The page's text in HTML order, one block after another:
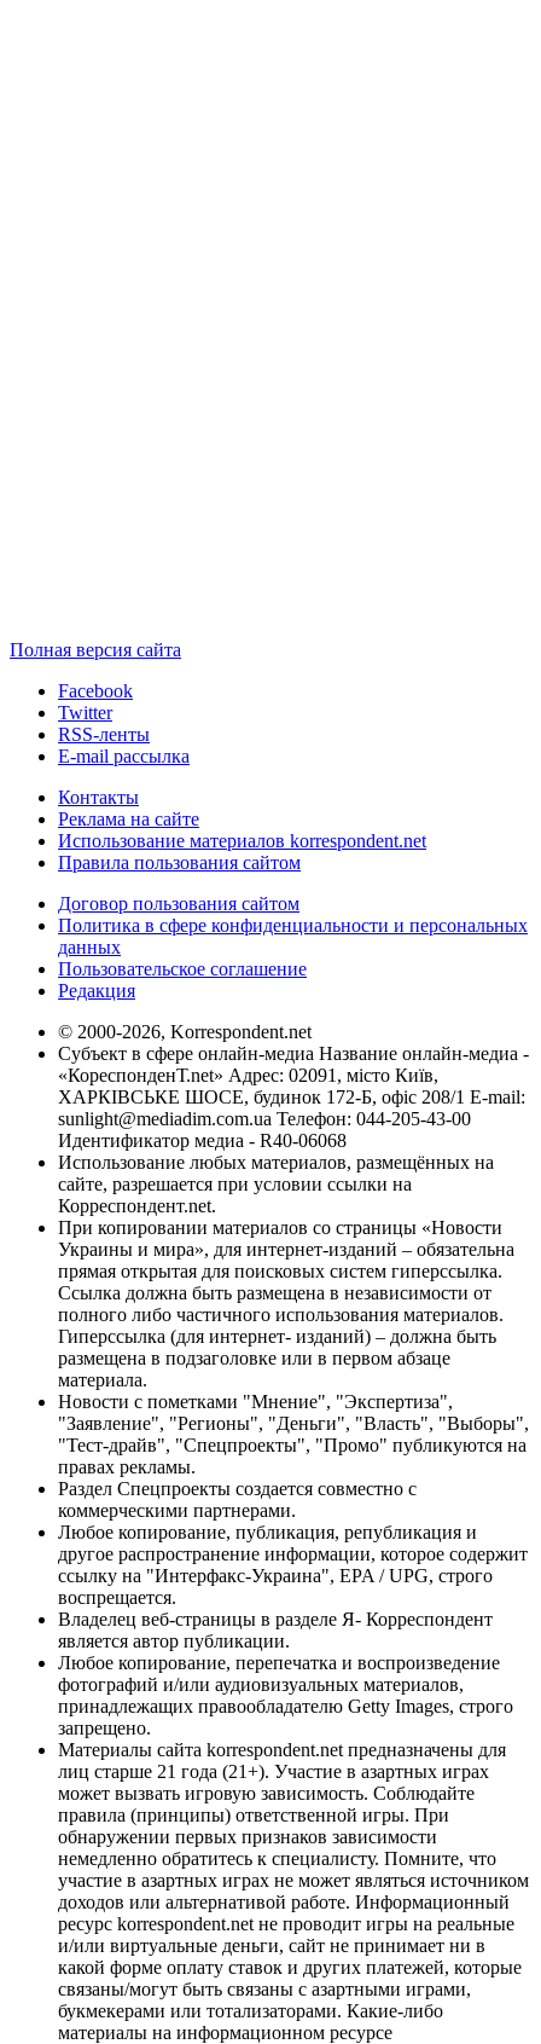
Полная версия сайта
Facebook
Twitter
RSS-ленты
E-mail рассылка
Контакты
Реклама на сайте
Использование материалов korrespondent.net
Правила пользования сайтом
Договор пользования сайтом
Политика в сфере конфиденциальности и персональных
данных
Пользовательское соглашение
Редакция
© 2000-2026, Korrespondent.net
Субъект в сфере онлайн-медиа Название онлайн-медиа -
«КореспонденТ.net» Адрес: 02091, місто Київ,
ХАРКІВСЬКЕ ШОСЕ, будинок 172-Б, офіс 208/1 E-mail:
sunlight@mediadim.com.ua Телефон: 044-205-43-00
Идентификатор медиа - R40-06068
Использование любых материалов, размещённых на
сайте, разрешается при условии ссылки на
Корреспондент.net.
При копировании материалов со страницы «Новости
Украины и мира», для интернет-изданий – обязательна
прямая открытая для поисковых систем гиперссылка.
Ссылка должна быть размещена в независимости от
полного либо частичного использования материалов.
Гиперссылка (для интернет- изданий) – должна быть
размещена в подзаголовке или в первом абзаце
материала.
Новости с пометками "Мнение", "Экспертиза",
"Заявление", "Регионы", "Деньги", "Власть", "Выборы",
"Тест-драйв", "Спецпроекты", "Промо" публикуются на
правах рекламы.
Раздел Спецпроекты создается совместно с
коммерческими партнерами.
Любое копирование, публикация, републикация и
другое распространение информации, которое содержит
ссылку на "Интерфакс-Украина", EPA / UPG, строго
воспрещается.
Владелец веб-страницы в разделе Я- Корреспондент
является автор публикации.
Любое копирование, перепечатка и воспроизведение
фотографий и/или аудиовизуальных материалов,
принадлежащих правообладателю Getty Images, строго
запрещено.
Материалы сайта korrespondent.net предназначены для
лиц старше 21 года (21+). Участие в азартных играх
может вызвать игровую зависимость. Соблюдайте
правила (принципы) ответственной игры. При
обнаружении первых признаков зависимости
немедленно обратитесь к специалисту. Помните, что
участие в азартных играх не может являться источником
доходов или альтернативой работе. Информационный
ресурс korrespondent.net не проводит игры на реальные
и/или виртуальные деньги, сайт не принимает ни в
какой форме оплату ставок и других платежей, которые
связаны/могут быть связаны с азартными играми,
букмекерами или тотализаторами. Какие-либо
материалы на информационном ресурсе